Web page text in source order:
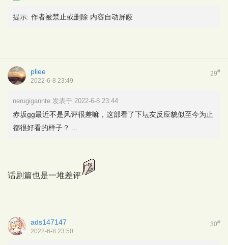
提示: 作者被禁止或删除 内容自动屏蔽
29#
pliee
2022-6-8 23:49
nerugigannte 发表于 2022-6-8 23:44
赤坂gg最近不是风评很差嘛，这部看了下坛友反应貌似至今为止
都很好看的样子？ ...
话剧篇也是一堆差评
30#
ads147147
2022-6-8 23:50